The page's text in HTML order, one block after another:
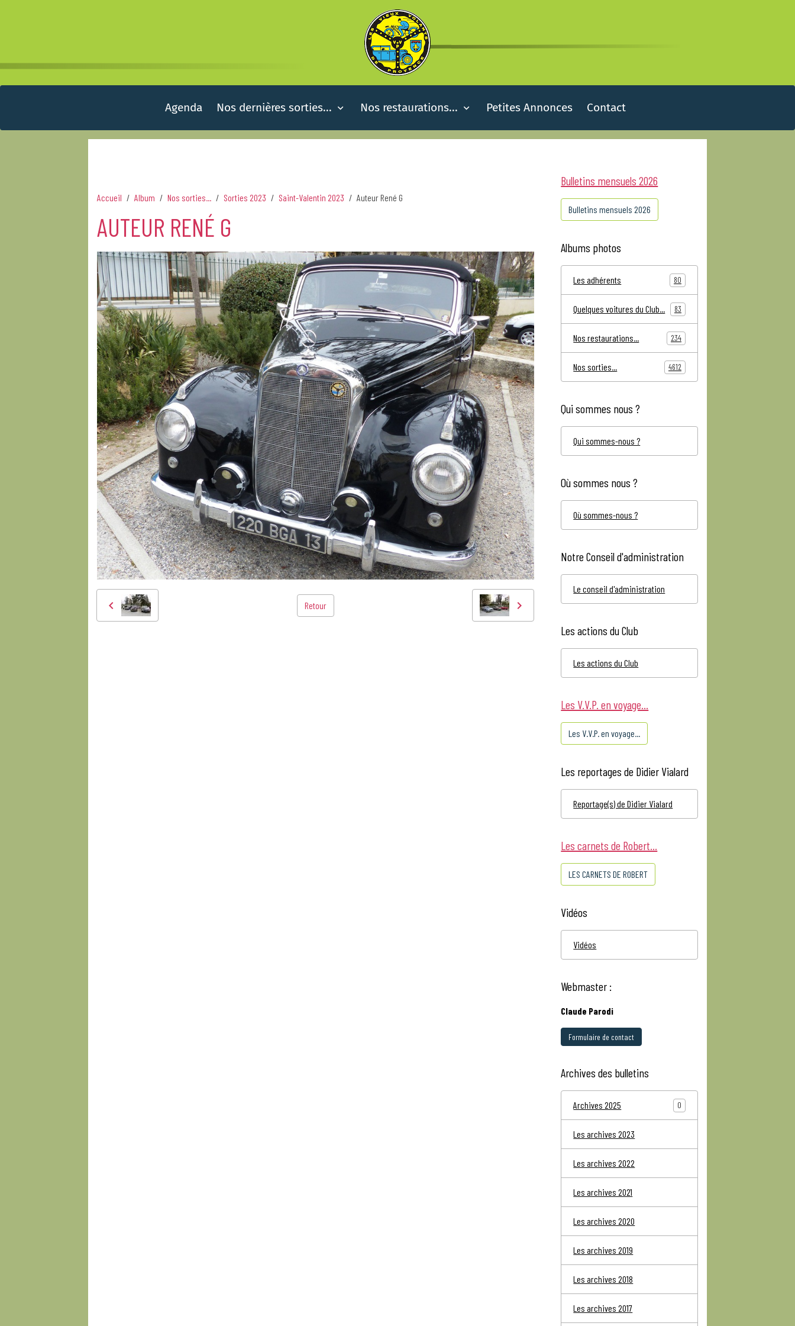
Agenda Nos dernières sorties... Nos restaurations... Petites Annonces Contact
Accueil Album Nos sorties... Sorties 2023 Saint-Valentin 2023 Auteur René G
AUTEUR RENÉ G
Retour
Bulletins mensuels 2026
Bulletins mensuels 2026
Albums photos
Les adhérents 80
Quelques voitures du Club... 83
Nos restaurations... 234
Nos sorties... 4612
Qui sommes nous ?
Qui sommes-nous ?
Où sommes nous ?
Où sommes-nous ?
Notre Conseil d'administration
Le conseil d'administration
Les actions du Club
Les actions du Club
Les V.V.P. en voyage...
Les V.V.P. en voyage...
Les reportages de Didier Vialard
Reportage(s) de Didier Vialard
Les carnets de Robert...
LES CARNETS DE ROBERT
Vidéos
Vidéos
Webmaster :
Claude Parodi
Formulaire de contact
Archives des bulletins
Archives 2025 0
Les archives 2023
Les archives 2022
Les archives 2021
Les archives 2020
Les archives 2019
Les archives 2018
Les archives 2017